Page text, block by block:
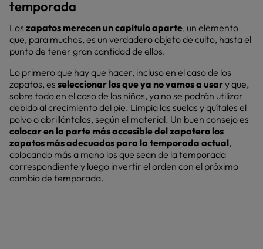
temporada
Los zapatos merecen un capítulo aparte, un elemento
que, para muchos, es un verdadero objeto de culto, hasta el
punto de tener gran cantidad de ellos.
Lo primero que hay que hacer, incluso en el caso de los
zapatos, es seleccionar los que ya no vamos a usary que,
sobre todo en el caso de los niños, ya no se podrán utilizar
debido al crecimiento del pie. Limpia las suelas y quítales el
polvo o abrillántalos, según el material. Un buen consejo es
colocar en la parte más accesible del zapatero los
zapatos más adecuados para la temporada actual,
colocando más a mano los que sean de la temporada
correspondiente y luego invertir el orden con el próximo
cambio de temporada.